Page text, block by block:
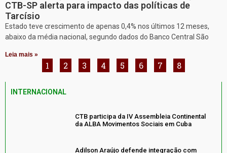
CTB-SP alerta para impacto das políticas de
Tarcísio
Estado teve crescimento de apenas 0,4% nos últimos 12 meses,
abaixo da média nacional, segundo dados do Banco Central São
Leia mais »
1 2 3 4 5 6 7 8
INTERNACIONAL
CTB participa da IV Assembleia Continental
da ALBA Movimentos Sociais em Cuba
Adilson Araújo defende integração com